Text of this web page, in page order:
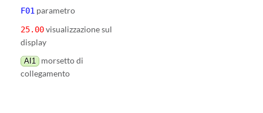
F01 parametro
25.00visualizzazione sul
display
AI1
morsetto di
collegamento